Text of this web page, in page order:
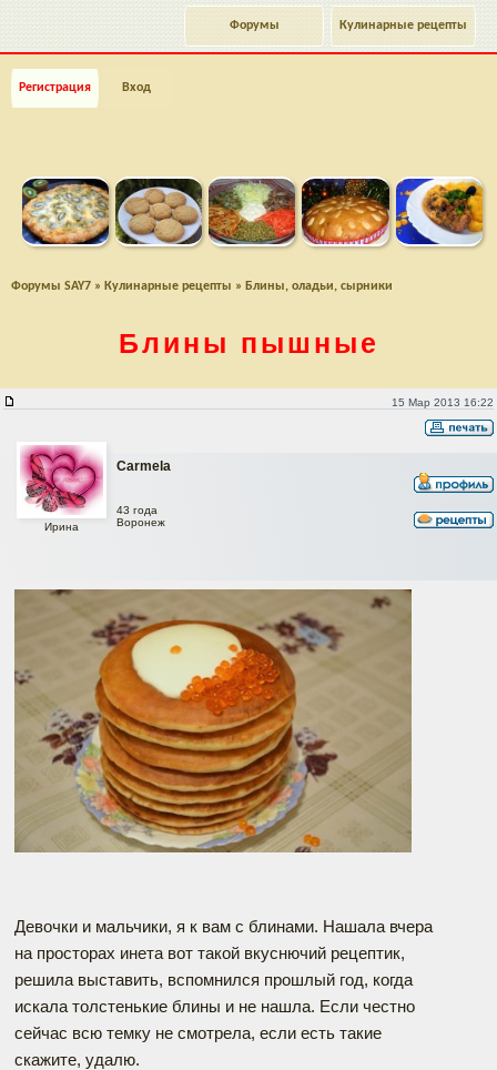
Кулинарные рецепты
Форумы
Регистрация Вход
Форумы SAY7 » Кулинарные рецепты » Блины, оладьи, сырники
Блины пышные
15 Мар 2013 16:22
Carmela
Ирина
43 года
Воронеж
Девочки и мальчики, я к вам с блинами. Нашала вчера
на просторах инета вот такой вкуснючий рецептик,
решила выставить, вспомнился прошлый год, когда
искала толстенькие блины и не нашла. Если честно
сейчас всю темку не смотрела, если есть такие
скажите, удалю.